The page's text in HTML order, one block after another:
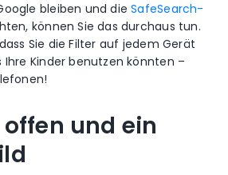
bleiben unddieSafeSearch-
können Sie das durchaus tun.
Sie die Filter auf jedem Gerät
Kinder benutzen könnten –
offen und ein